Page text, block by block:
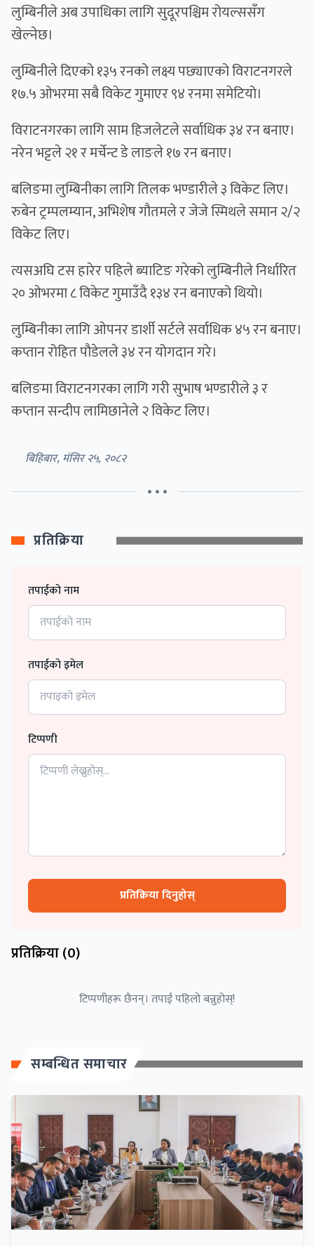
लुम्बिनीले अब उपाधिका लागि सुदूरपश्चिम रोयल्ससँग
खेल्नेछ।
लुम्बिनीले दिएको १३५ रनको लक्ष्य पछ्याएको विराटनगरले
१७.५ ओभरमा सबै विकेट गुमाएर ९४ रनमा समेटियो।
विराटनगरका लागि साम हिजलेटले सर्वाधिक ३४ रन बनाए।
नरेन भट्टले २१ र मर्चेन्ट डे लाङले १७ रन बनाए।
बलिङमा लुम्बिनीका लागि तिलक भण्डारीले ३ विकेट लिए।
रुबेन ट्रम्पलम्यान, अभिशेष गौतमले र जेजे स्मिथले समान २/२
विकेट लिए।
त्यसअघि टस हारेर पहिले ब्याटिङ गरेको लुम्बिनीले निर्धारित
२० ओभरमा ८ विकेट गुमाउँदै १३४ रन बनाएको थियो।
लुम्बिनीका लागि ओपनर डार्शी सर्टले सर्वाधिक ४५ रन बनाए।
कप्तान रोहित पौडेलले ३४ रन योगदान गरे।
बलिङमा विराटनगरका लागि गरी सुभाष भण्डारीले ३ र
कप्तान सन्दीप लामिछानेले २ विकेट लिए।
बिहिबार, मंसिर २५, २०८२
• • •
प्रतिक्रिया
तपाईको नाम
तपाईको इमेल
टिप्पणी
प्रतिक्रिया दिनुहोस्
प्रतिक्रिया (0)
टिप्पणीहरू छैनन्। तपाईं पहिलो बन्नुहोस्!
सम्बन्धित समाचार